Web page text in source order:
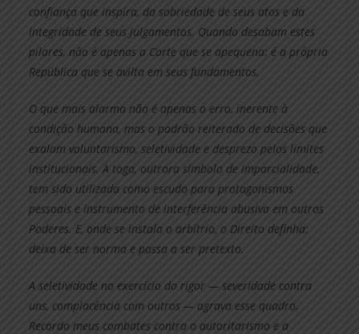
confiança que inspira, da sobriedade de seus atos e da
integridade de seus julgamentos. Quando desabam estes
pilares, não é apenas a Corte que se apequena: é a própria
República que se avilta em seus fundamentos.
O que mais alarma não é apenas o erro, inerente à
condição humana, mas o padrão reiterado de decisões que
exalam voluntarismo, seletividade e desprezo pelos limites
institucionais. A toga, outrora símbolo de imparcialidade,
tem sido utilizada como escudo para protagonismos
pessoais e instrumento de interferência abusiva em outros
Poderes. E, onde se instala o arbítrio, o Direito definha:
deixa de ser norma e passa a ser pretexto.
A seletividade no exercício do rigor — severidade contra
uns, complacência com outros — agrava esse quadro.
Recordo meus combates contra o autoritarismo e a